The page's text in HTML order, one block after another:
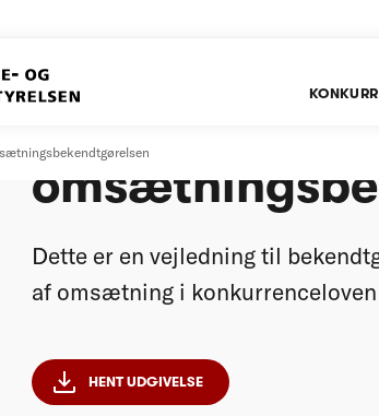
Dette er en vejledning til
af omsætning i
HENT UDGIVELSE